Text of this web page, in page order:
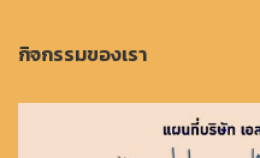
กิจกรรมของเรา